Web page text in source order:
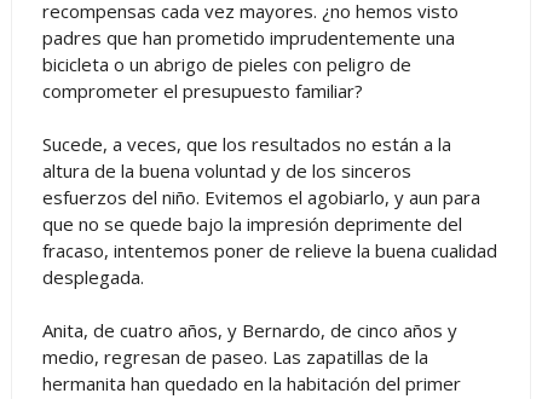
recompensas cada vez mayores. ¿no hemos visto
padres que han prometido imprudentemente una
bicicleta o un abrigo de pieles con peligro de
comprometer el presupuesto familiar?
Sucede, a veces, que los resultados no están a la
altura de la buena voluntad y de los sinceros
esfuerzos del niño. Evitemos el agobiarlo, y aun para
que no se quede bajo la impresión deprimente del
fracaso, intentemos poner de relieve la buena cualidad
desplegada.
Anita, de cuatro años, y Bernardo, de cinco años y
medio, regresan de paseo. Las zapatillas de la
hermanita han quedado en la habitación del primer